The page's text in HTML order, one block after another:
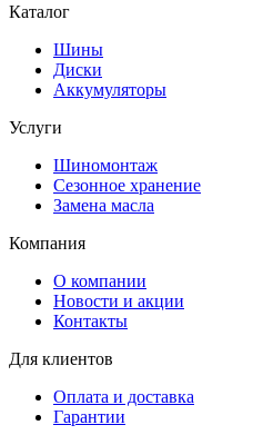
Каталог
Шины
Диски
Аккумуляторы
Услуги
Шиномонтаж
Сезонное хранение
Замена масла
Компания
О компании
Новости и акции
Контакты
Для клиентов
Оплата и доставка
Гарантии